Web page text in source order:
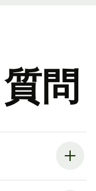
問